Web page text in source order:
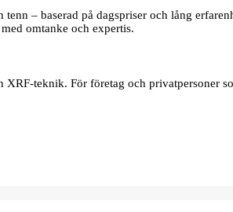
– baserad på dagspriser och lång
omtanke och expertis.
För företag och privatpersoner